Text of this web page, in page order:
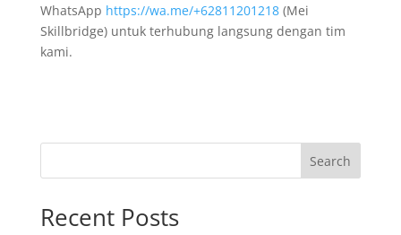
WhatsApp https://wa.me/+62811201218(Mei
Skillbridge) untuk terhubung langsung dengan tim
kami.
Search
Recent Posts